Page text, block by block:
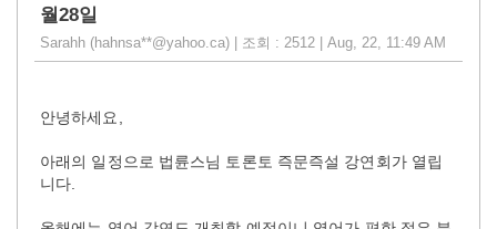
월28일
Sarahh (hahnsa**@yahoo.ca) | 조회 : 2512 | Aug, 22, 11:49 AM
안녕하세요,
아래의 일정으로 법륜스님 토론토 즉문즉설 강연회가 열립
니다.